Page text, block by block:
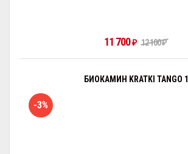
11 700₽ 12 100₽
БИОКАМИН KRATKI TANGO 1
-3%